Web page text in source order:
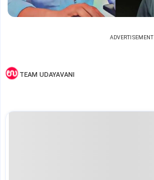
ADVERTISEMENT
TEAM UDAYAVANI